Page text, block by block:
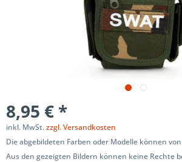
8,95 € *
inkl. MwSt.zzgl. Versandkosten
Die abgebildeten Farben oder Modelle können
Aus den gezeigten Bildern können keine Rechte